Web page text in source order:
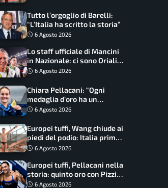
Tutto l’orgoglio di Barelli:
“L’Italia ha scritto la storia”
6 Agosto 2026
Lo staff ufficiale di Mancini
in Nazionale: ci sono Oriali e
Bonucci, confermato un
6 Agosto 2026
Chiara Pellacani: “Ogni
medaglia d’oro ha un
significato diverso. Ho fatto
6 Agosto 2026
Europei tuffi, Wang chiude ai
piedi del podio: Italia prima
nel medagliere
6 Agosto 2026
Europei tuffi, Pellacani nella
storia: quinto oro con Pizzini
nel sincro da 3 metri
6 Agosto 2026